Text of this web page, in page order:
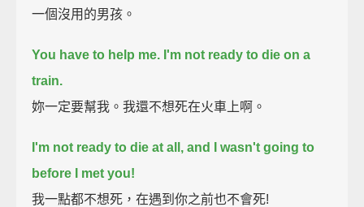
一個沒用的男孩。
You have to help me. I'm not ready to die on a
train.
妳一定要幫我。我還不想死在火車上啊。
I'm not ready to die at all, and I wasn't going to
before I met you!
我一點都不想死，在遇到你之前也不會死!